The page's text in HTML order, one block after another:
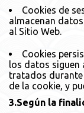
Cookies de
almacenan
al Sitio Web.
Cookies
los datos siguen
tratados
de la cookie, y
3.Según la